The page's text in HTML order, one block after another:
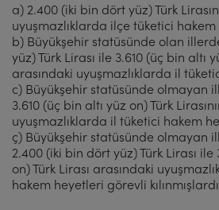
a) 2.400 (iki bin dört yüz) Türk
uyuşmazlıklarda ilçe tüketici
b) Büyükşehir statüsünde olan
yüz) Türk Lirası ile 3.610 (üç bin altı
arasındaki uyuşmazlıklarda il
c) Büyükşehir statüsünde olmayan
3.610 (üç bin altı yüz on) Türk
uyuşmazlıklarda il tüketici hakem
ç) Büyükşehir statüsünde olmayan
2.400 (iki bin dört yüz) Türk Lirası ile
on) Türk Lirası arasındaki
hakem heyetleri görevli